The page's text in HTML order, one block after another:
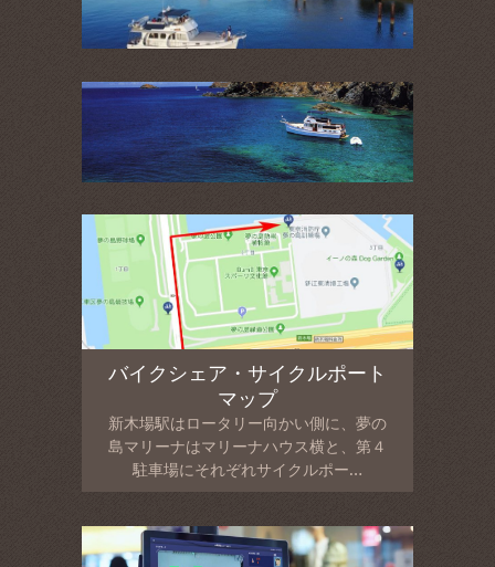
バイクシェア・サイクルポート
マップ
新木場駅はロータリー向かい側に、夢の
島マリーナはマリーナハウス横と、第４
駐車場にそれぞれサイクルポー…